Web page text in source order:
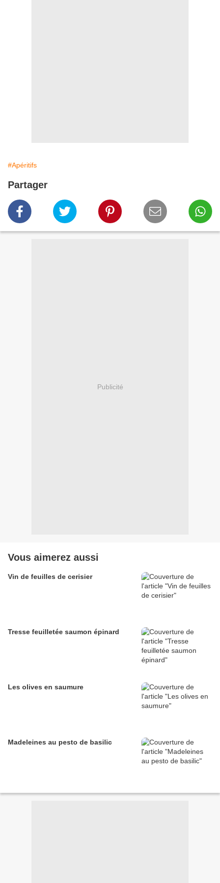
#Apéritifs
Partager
Publicité
Vous aimerez aussi
Vin de feuilles de cerisier
Tresse feuilletée saumon épinard
Les olives en saumure
Madeleines au pesto de basilic